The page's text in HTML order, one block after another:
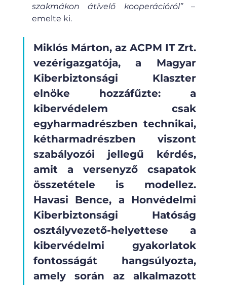
szakmákon átívelő kooperációról” –
emelte ki.
Miklós Márton, az ACPM IT Zrt.
vezérigazgatója, a Magyar
Kiberbiztonsági Klaszter
elnöke hozzáfűzte: a
kibervédelem csak
egyharmadrészben technikai,
kétharmadrészben viszont
szabályozói jellegű kérdés,
amit a versenyző csapatok
összetétele is modellez.
Havasi Bence, a Honvédelmi
Kiberbiztonsági Hatóság
osztályvezető-helyettese a
kibervédelmi gyakorlatok
fontosságát hangsúlyozta,
amely során az alkalmazott